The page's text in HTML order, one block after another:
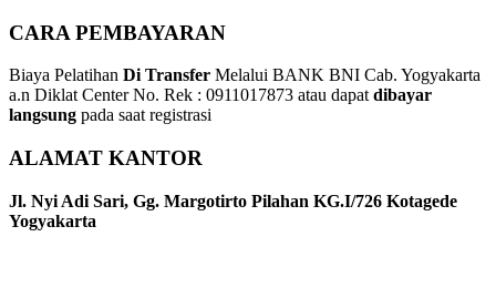
CARA PEMBAYARAN
Biaya Pelatihan Di Transfer Melalui BANK BNI Cab. Yogyakarta
a.n Diklat Center No. Rek : 0911017873 atau dapatdibayar
langsung pada saat registrasi
ALAMAT KANTOR
Jl. Nyi Adi Sari, Gg. Margotirto Pilahan KG.I/726 Kotagede
Yogyakarta